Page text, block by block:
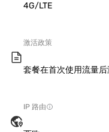
4G/LTE
激活政策
套餐在首次使用流量后
IP 路由